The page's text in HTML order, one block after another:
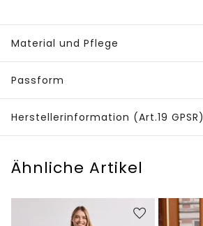
Material und Pflege
Passform
Herstellerinformation (Art.19 GPSR)
Ähnliche Artikel